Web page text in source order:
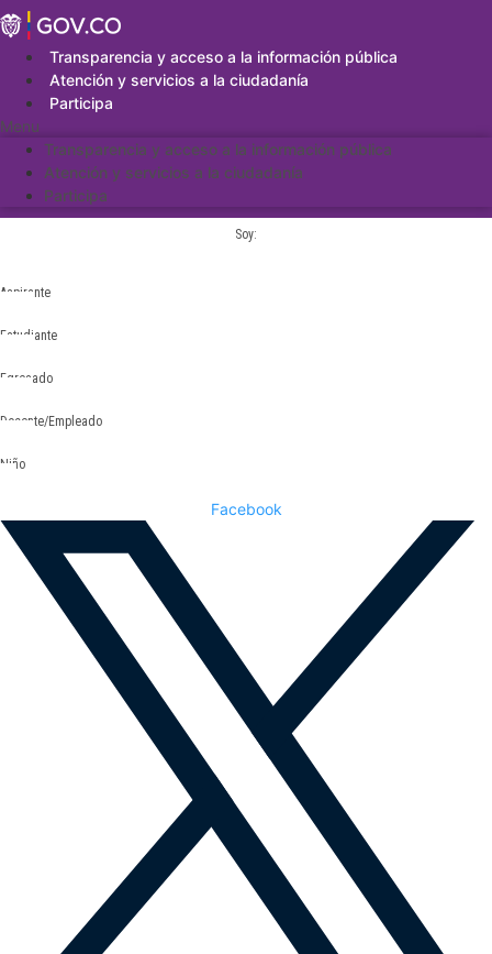
Saltar
al
contenidoTransparencia y acceso a la información pública
Atención y servicios a la ciudadanía
Participa
Menu
Transparencia y acceso a la información pública
Atención y servicios a la ciudadanía
Participa
Soy:
Aspirante
Estudiante
Egresado
Docente/Empleado
Niño
Facebook